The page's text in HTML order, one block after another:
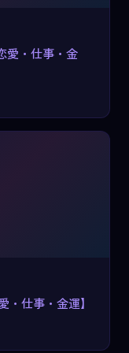
愛・仕事・金
仕事・金運】